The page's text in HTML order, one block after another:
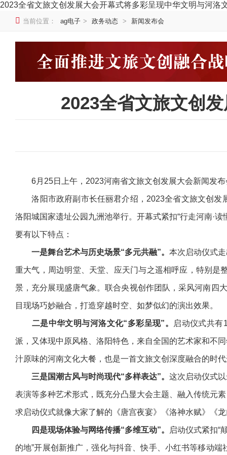
2023全省文旅文创发展大会开幕式将多彩呈现中华文明与河洛
当前位置： ag电子 > 政务动态 > 新闻发布会
2023全省文旅文创
6月25日上午，2023河南省文旅文创发展大会新闻发布
洛阳市政府副市长任丽君介绍，2023全省文旅文创发展
洛阳城国家遗址公园九洲池举行。开幕式紧扣“行走河南·
要有以下特点：
一是舞台艺术与历史场景“多元共融”。 本次启动仪式
重大气，周边明堂、天堂、应天门与之遥相呼应，特别是
景，充分展现盛唐气象。联合央视创作团队，采风河南四
目现场巧妙融合，打造穿越时空、如梦似幻的演出效果。
二是中华文明与河洛文化“多彩呈现”。 启动仪式共有
派，又体现中原风格、洛阳特色，来自全国的艺术家和不
汁原味的河南文化大餐，也是一首文旅文创深度融合的时
三是国潮古风与时尚现代“多样表达”。 这次启动仪式
表演等多种艺术形式，既充分凸显大会主题、融入传统元
求启动仪式就像大家了解的《唐宫夜宴》《洛神水赋》《
四是现场体验与网络传播“多维互动”。 启动仪式紧扣“
的地”开展创新推广，强化与抖音、快手、小红书等移动